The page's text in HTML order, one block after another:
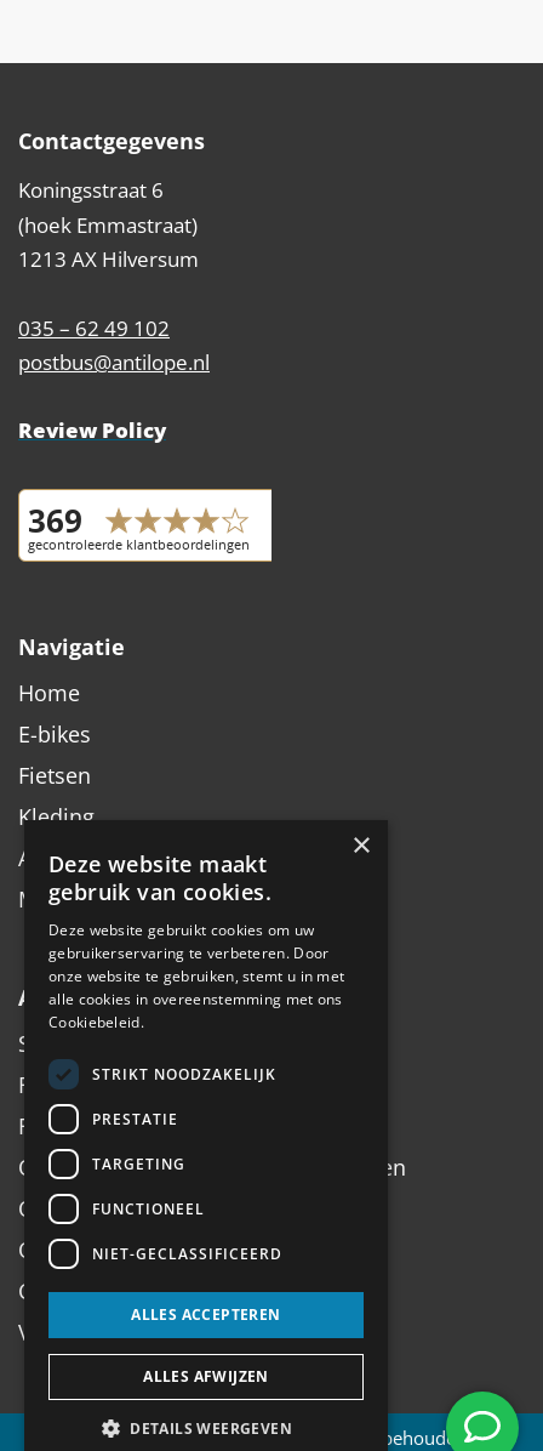
Contactgegevens
Koningsstraat 6
(hoek Emmastraat)
1213 AX Hilversum
035 – 62 49 102
postbus@antilope.nl
Review Policy
Navigatie
Home
E-bikes
Fietsen
Kleding
Accessoires
Merken
Algemeen
Service
Fiets inruilen
Fietsadvies op maat
Onderhoud, Service, Halen & Brengen
Onderhoud Brompton
Openingstijden
Contact
Veel gestelde vragen
© 2026 Antilope.nl | Alle rechten voorbehouden |
×
Deze website maakt
gebruik van cookies.
Deze website gebruikt cookies om uw
gebruikerservaring te verbeteren. Door
onze website te gebruiken, stemt u in met
alle cookies in overeenstemming met ons
Cookiebeleid.
STRIKT NOODZAKELIJK
PRESTATIE
TARGETING
FUNCTIONEEL
NIET-GECLASSIFICEERD
ALLES ACCEPTEREN
ALLES AFWIJZEN
DETAILS WEERGEVEN